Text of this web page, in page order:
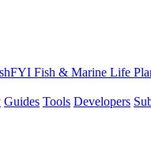
Fish & Marine Life
Guides Tools Developers